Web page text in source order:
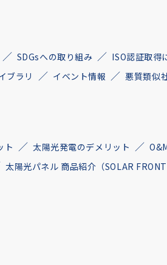
SDGsへの取り組み ISO認証取得
ブラリ イベント情報 悪質類似
ト 太陽光発電のデメリット
太陽光パネル 商品紹介（SOLAR